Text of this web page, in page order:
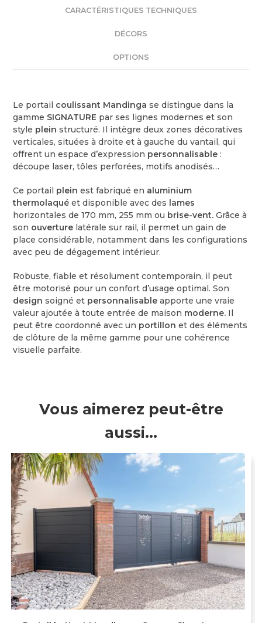
CARACTÉRISTIQUES TECHNIQUES
DÉCORS
OPTIONS
Le portail coulissant Mandingase distingue dans la
gamme SIGNATURE par ses lignes modernes et son
style pleinstructuré. Il intègre deux zones décoratives
verticales, situées à droite et à gauche du vantail, qui
offrent un espace d’expression personnalisable:
découpe laser, tôles perforées, motifs anodisés…
Ce portail pleinest fabriqué en aluminium
thermolaquéet disponible avec des lames
horizontales de 170 mm, 255 mm ou brise-vent.Grâce à
son ouverture latérale sur rail, il permet un gain de
place considérable, notamment dans les configurations
avec peu de dégagement intérieur.
Robuste, fiable et résolument contemporain, il peut
être motorisé pour un confort d’usage optimal. Son
designsoigné et personnalisableapporte une vraie
valeur ajoutée à toute entrée de maison moderne. Il
peut être coordonné avec un portillonet des éléments
de clôture de la même gamme pour une cohérence
visuelle parfaite.
Vous aimerez peut-être
aussi…